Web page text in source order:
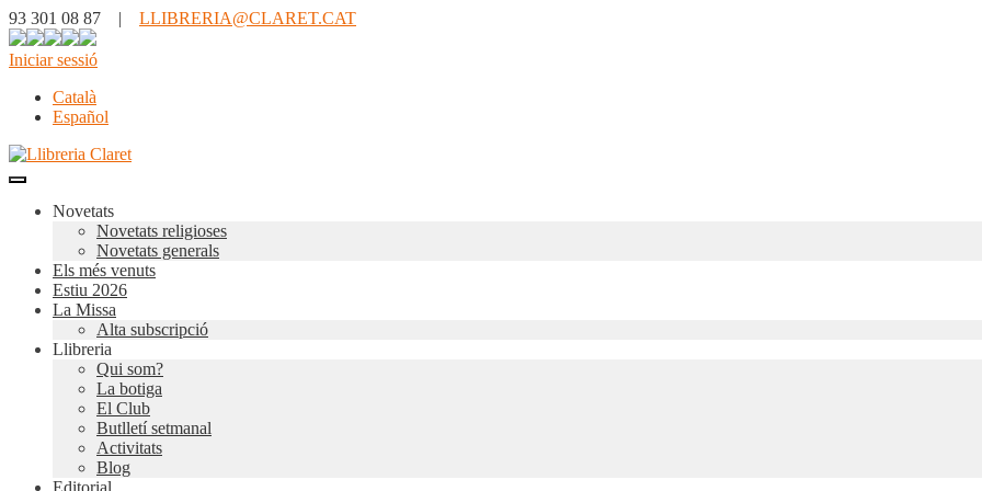
93 301 08 87 | LLIBRERIA@CLARET.CAT
Iniciar sessió
Català
Español
Novetats
Novetats religioses
Novetats generals
Els més venuts
Estiu 2026
La Missa
Alta subscripció
Llibreria
Qui som?
La botiga
El Club
Butlletí setmanal
Activitats
Blog
Editorial